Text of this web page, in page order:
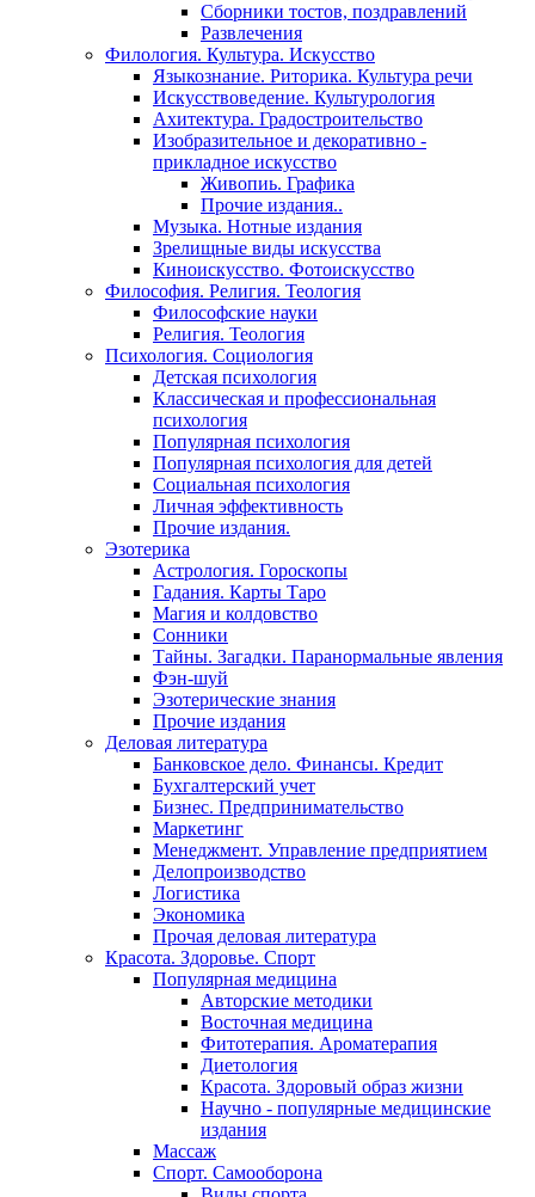
Сборники тостов, поздравлений
Развлечения
Филология. Культура. Искусство
Языкознание. Риторика. Культура речи
Искусствоведение. Культурология
Ахитектура. Градостроительство
Изобразительное и декоративно -
прикладное искусство
Живопиь. Графика
Прочие издания..
Музыка. Нотные издания
Зрелищные виды искусства
Киноискусство. Фотоискусство
Философия. Религия. Теология
Философские науки
Религия. Теология
Психология. Социология
Детская психология
Классическая и профессиональная
психология
Популярная психология
Популярная психология для детей
Социальная психология
Личная эффективность
Прочие издания.
Эзотерика
Астрология. Гороскопы
Гадания. Карты Таро
Магия и колдовство
Сонники
Тайны. Загадки. Паранормальные явления
Фэн-шуй
Эзотерические знания
Прочие издания
Деловая литература
Банковское дело. Финансы. Кредит
Бухгалтерский учет
Бизнес. Предпринимательство
Маркетинг
Менеджмент. Управление предприятием
Делопроизводство
Логистика
Экономика
Прочая деловая литература
Красота. Здоровье. Спорт
Популярная медицина
Авторские методики
Восточная медицина
Фитотерапия. Ароматерапия
Диетология
Красота. Здоровый образ жизни
Научно - популярные медицинские
издания
Массаж
Спорт. Самооборона